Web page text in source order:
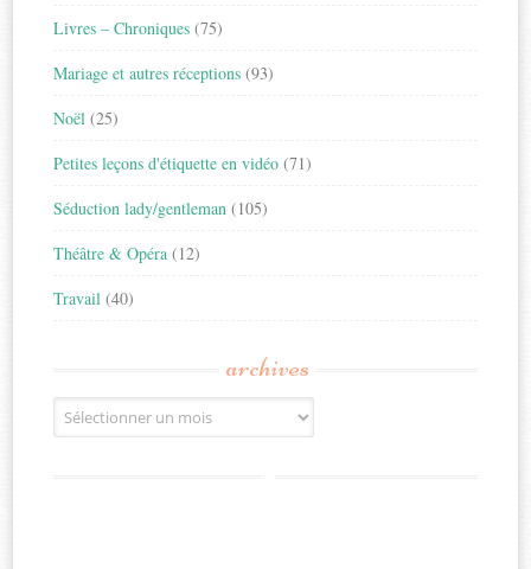
Livres – Chroniques (75)
Mariage et autres réceptions (93)
Noël (25)
Petites leçons d'étiquette en vidéo (71)
Séduction lady/gentleman (105)
Théâtre & Opéra (12)
Travail (40)
archives
Archives